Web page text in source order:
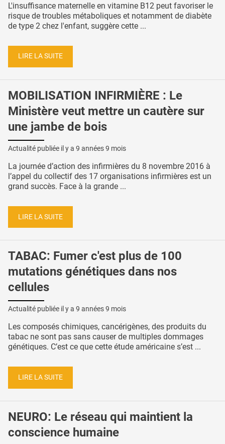
L'insuffisance maternelle en vitamine B12 peut favoriser le
risque de troubles métaboliques et notamment de diabète
de type 2 chez l'enfant, suggère cette ...
LIRE LA SUITE
MOBILISATION INFIRMIÈRE : Le
Ministère veut mettre un cautère sur
une jambe de bois
Actualité publiée il y a 9 années 9 mois
La journée d’action des infirmières du 8 novembre 2016 à
l’appel du collectif des 17 organisations infirmières est un
grand succès. Face à la grande ...
LIRE LA SUITE
TABAC: Fumer c'est plus de 100
mutations génétiques dans nos
cellules
Actualité publiée il y a 9 années 9 mois
Les composés chimiques, cancérigènes, des produits du
tabac ne sont pas sans causer de multiples dommages
génétiques. C’est ce que cette étude américaine s’est ...
LIRE LA SUITE
NEURO: Le réseau qui maintient la
conscience humaine